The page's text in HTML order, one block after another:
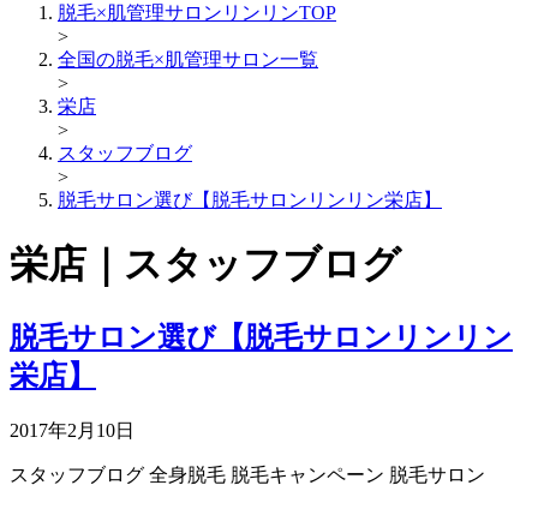
脱毛×肌管理サロンリンリンTOP
>
全国の脱毛×肌管理サロン一覧
>
栄店
>
スタッフブログ
>
脱毛サロン選び【脱毛サロンリンリン栄店】
栄店｜スタッフブログ
脱毛サロン選び【脱毛サロンリンリン
栄店】
2017年2月10日
スタッフブログ 全身脱毛 脱毛キャンペーン 脱毛サロン